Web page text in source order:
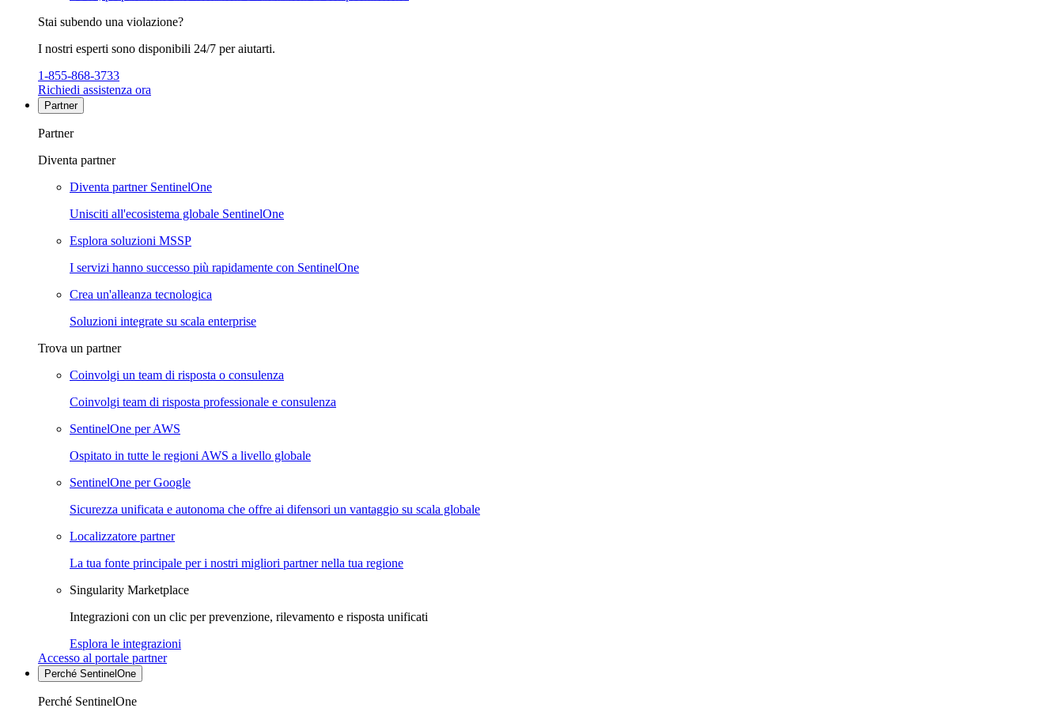
Stai subendo una violazione?
I nostri esperti sono disponibili 24/7 per aiutarti.
1-855-868-3733
Richiedi assistenza ora
Partner
Partner
Diventa partner
Diventa partner SentinelOne
Unisciti all'ecosistema globale SentinelOne
Esplora soluzioni MSSP
I servizi hanno successo più rapidamente con SentinelOne
Crea un'alleanza tecnologica
Soluzioni integrate su scala enterprise
Trova un partner
Coinvolgi un team di risposta o consulenza
Coinvolgi team di risposta professionale e consulenza
SentinelOne per AWS
Ospitato in tutte le regioni AWS a livello globale
SentinelOne per Google
Sicurezza unificata e autonoma che offre ai difensori un vantaggio su scala globale
Localizzatore partner
La tua fonte principale per i nostri migliori partner nella tua regione
Singularity Marketplace
Integrazioni con un clic per prevenzione, rilevamento e risposta unificati
Esplora le integrazioni
Accesso al portale partner
Perché SentinelOne
Perché SentinelOne